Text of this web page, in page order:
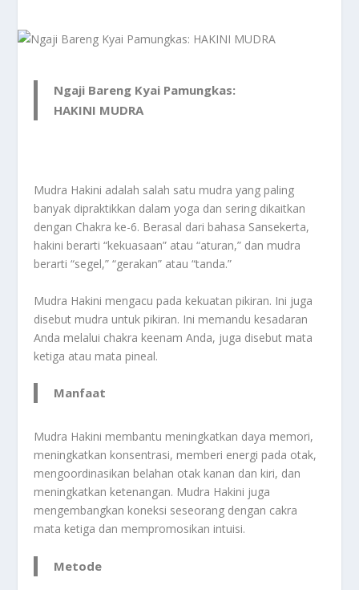
Ngaji Bareng Kyai Pamungkas:
HAKINI MUDRA
Mudra Hakini adalah salah satu mudra yang paling
banyak dipraktikkan dalam yoga dan sering dikaitkan
dengan Chakra ke-6. Berasal dari bahasa Sansekerta,
hakini berarti “kekuasaan” atau “aturan,” dan mudra
berarti “segel,” “gerakan” atau “tanda.”
Mudra Hakini mengacu pada kekuatan pikiran. Ini juga
disebut mudra untuk pikiran. Ini memandu kesadaran
Anda melalui chakra keenam Anda, juga disebut mata
ketiga atau mata pineal.
Manfaat
Mudra Hakini membantu meningkatkan daya memori,
meningkatkan konsentrasi, memberi energi pada otak,
mengoordinasikan belahan otak kanan dan kiri, dan
meningkatkan ketenangan. Mudra Hakini juga
mengembangkan koneksi seseorang dengan cakra
mata ketiga dan mempromosikan intuisi.
Metode